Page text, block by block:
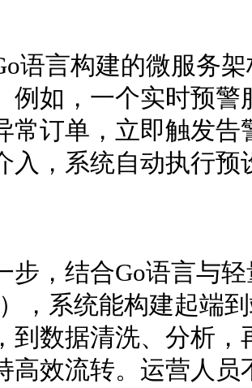
言构建的微服务架
例如，一个实时预
常订单，立即触发
入，系统自动执行
，结合Go语言与轻
，系统能构建起端
到数据清洗、分析
高效流转。运营人